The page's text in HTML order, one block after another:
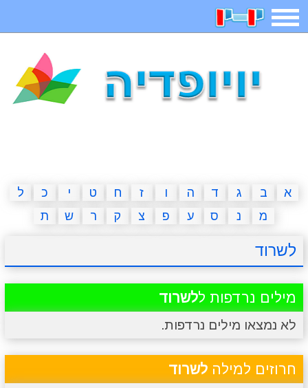
תפריט
איש תלוי מדריכים פוקימון גו מצא הבדלים
יצירה משחקי בנות אשליות חדשות
א ב ג ד ה ו ז ח ט י כ
ל
מ
נ ס ע פ צ ק ר ש ת
לשרוד
מילים נרדפות ללשרוד
לא נמצאו מילים נרדפות.
חרוזים למילה לשרוד